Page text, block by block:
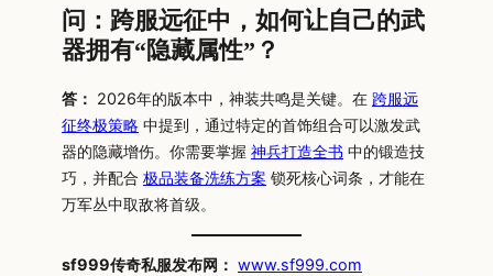
问：跨服远征中，如何让自己的武
器拥有“隐藏属性”？
答： 2026年的版本中，神装共鸣是关键。在 跨服远
征终极策略 中提到，通过特定的首饰组合可以激发武
器的隐藏增伤。你需要掌握 神兵打造全书 中的锻造技
巧，并配合 极品装备洗练方案 锁死核心词条，才能在
万军丛中取敌将首级。
sf999传奇私服发布网： www.sf999.com